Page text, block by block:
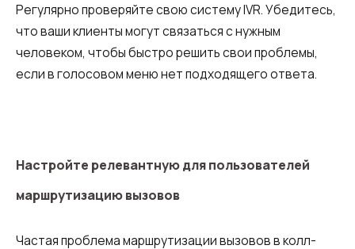
Регулярно проверяйте свою систему IVR. Убедитесь,
что ваши клиенты могут связаться с нужным
человеком, чтобы быстро решить свои проблемы,
если в голосовом меню нет подходящего ответа.
Настройте релевантную для пользователей
маршрутизацию вызовов
Частая проблема маршрутизации вызовов в колл-